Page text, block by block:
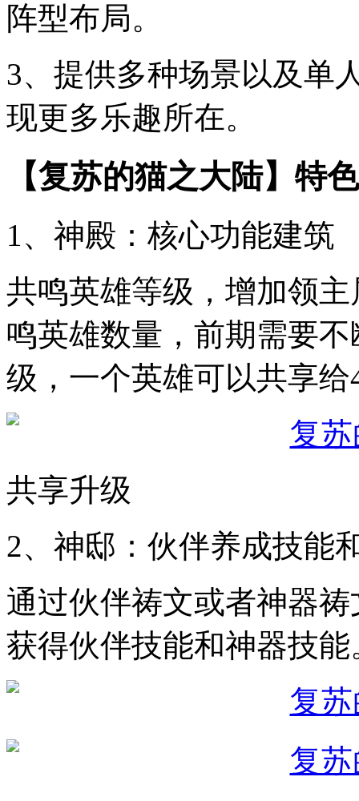
阵型布局。
3、提供多种场景以及单
现更多乐趣所在。
【复苏的猫之大陆】特
1、神殿：核心功能建筑
共鸣英雄等级，增加领
鸣英雄数量，前期需要
级，一个英雄可以共享
共享升级
2、神邸：伙伴养成技能
通过伙伴祷文或者神器
获得伙伴技能和神器技能